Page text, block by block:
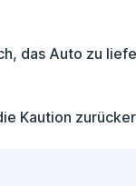
das Auto zu
Kaution